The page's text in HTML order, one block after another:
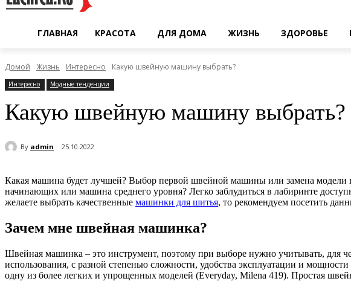
ГЛАВНАЯ КРАСОТА ДЛЯ ДОМА ЖИЗНЬ ЗДОРОВЬЕ
Домой Жизнь Интересно Какую швейную машину выбрать?
Интересно Модные тенденции
Какую швейную машину выбрать?
By admin 25.10.2022
Какая машина будет лучшей? Выбор первой швейной машины или замена модели
начинающих или машина среднего уровня? Легко заблудиться в лабиринте
желаете выбрать качественные машинки для шитья, то рекомендуем посетить
Зачем мне швейная машинка?
Швейная машинка – это инструмент, поэтому при выборе нужно учитывать, для
использования, с разной степенью сложности, удобства эксплуатации и
одну из более легких и упрощенных моделей (Everyday, Milena 419). Простая